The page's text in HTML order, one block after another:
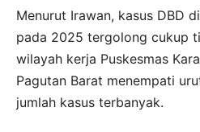
Menurut Irawan, kasus DBD
pada 2025 tergolong cukup
wilayah kerja Puskesmas
Pagutan Barat menempati
jumlah kasus terbanyak.